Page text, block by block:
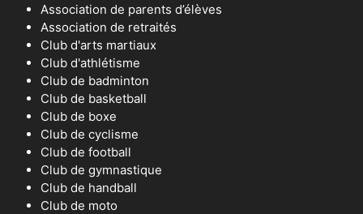
Association de parents d’élèves
Association de retraités
Club d'arts martiaux
Club d'athlétisme
Club de badminton
Club de basketball
Club de boxe
Club de cyclisme
Club de football
Club de gymnastique
Club de handball
Club de moto